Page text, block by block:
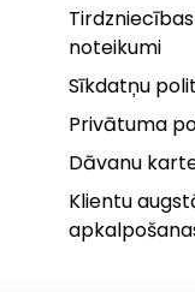
noteikumi
Sīkdatņu
Privātuma
Dāvanu
Klientu